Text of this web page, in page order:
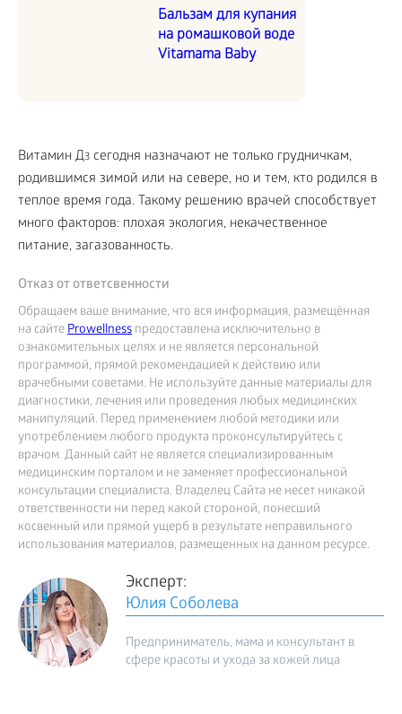
Бальзам для купания
на ромашковой воде
Vitamama Baby
Витамин Д3 сегодня назначают не только грудничкам,
родившимся зимой или на севере, но и тем, кто родился в
теплое время года. Такому решению врачей способствует
много факторов: плохая экология, некачественное
питание, загазованность.
Отказ от ответсвенности
Обращаем ваше внимание, что вся информация, размещённая
на сайтеProwellness предоставлена исключительно в
ознакомительных целях и не является персональной
программой, прямой рекомендацией к действию или
врачебными советами. Не используйте данные материалы для
диагностики, лечения или проведения любых медицинских
манипуляций. Перед применением любой методики или
употреблением любого продукта проконсультируйтесь с
врачом. Данный сайт не является специализированным
медицинским порталом и не заменяет профессиональной
консультации специалиста. Владелец Сайта не несет никакой
ответственности ни перед какой стороной, понесший
косвенный или прямой ущерб в результате неправильного
использования материалов, размещенных на данном ресурсе.
Эксперт:
Юлия Соболева
Предприниматель, мама и консультант в
сфере красоты и ухода за кожей лица